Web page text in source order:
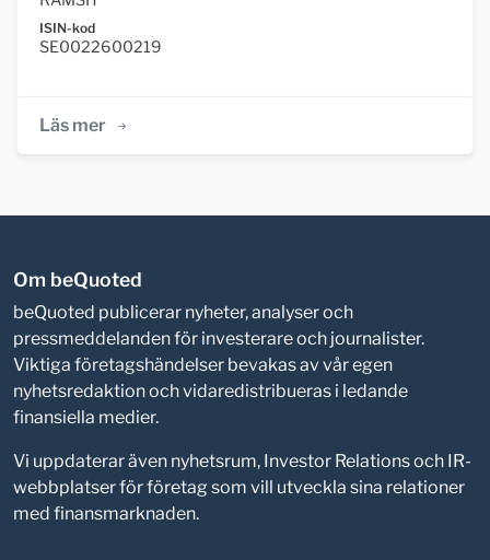
ISIN-kod
SE0022600219
Läs mer
Om beQuoted
beQuoted publicerar nyheter, analyser och
pressmeddelanden för investerare och journalister.
Viktiga företagshändelser bevakas av vår egen
nyhetsredaktion och vidaredistribueras i ledande
finansiella medier.
Vi uppdaterar även nyhetsrum, Investor Relations och IR-
webbplatser för företag som vill utveckla sina relationer
med finansmarknaden.